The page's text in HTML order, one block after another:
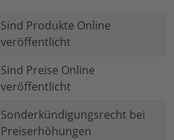
Sind Produkte Online
veröffentlicht
Sind Preise Online
veröffentlicht
Sonderkündigungsrecht bei
Preiserhöhungen